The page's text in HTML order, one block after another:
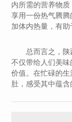
内所需的营养物
享用一份热气腾
加体内热量，有助
总而言之，陕
不仅带给人们美
价值。在忙碌的
肚，感受其中蕴含